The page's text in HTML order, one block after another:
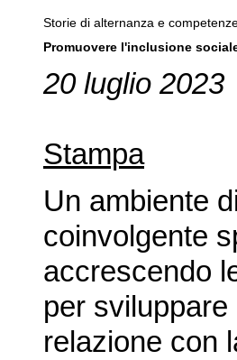
Storie di alternanza e
Promuovere l'inclusione
20 luglio 2023
Stampa
Un ambiente
coinvolgente
accrescendo
per
relazione con